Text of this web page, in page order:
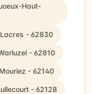
Haut-
- 62830
- 62810
- 62140
- 62128